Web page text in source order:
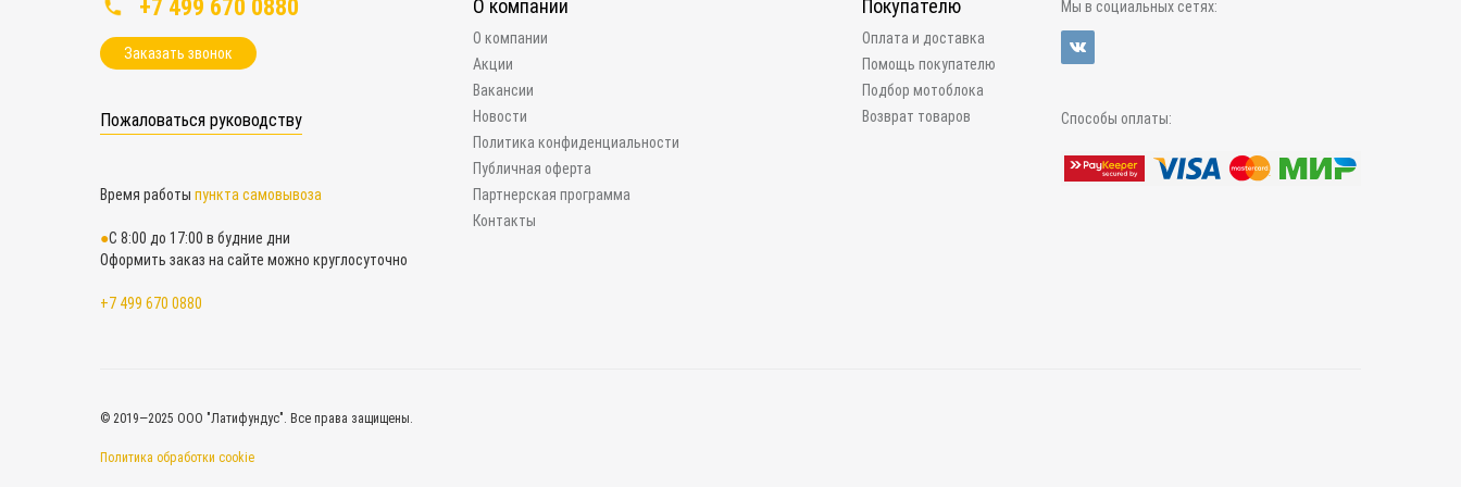
+7 499 670 0880
Заказать звонок
Пожаловаться руководству
Время работы пункта самовывоза
С 8:00 до 17:00 в будние дни
Оформить заказ на сайте можно круглосуточно
+7 499 670 0880
О компании
О компании
Акции
Вакансии
Новости
Политика конфиденциальности
Публичная оферта
Партнерская программа
Контакты
Покупателю
Оплата и доставка
Помощь покупателю
Подбор мотоблока
Возврат товаров
Мы в социальных сетях:
Способы оплаты:
© 2019—2025 ООО "Латифундус". Все права защищены.
Политика обработки cookie